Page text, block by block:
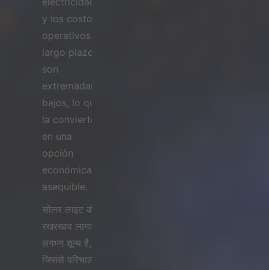
y los costos
operativos a
largo plazo
son
extremadamente
bajos, lo que
la convierte
en una
opción
económica y
asequible.
सोलर लाइट की
रखरखाव लागत
लगभग शून्य है,
जिससे परिचालन